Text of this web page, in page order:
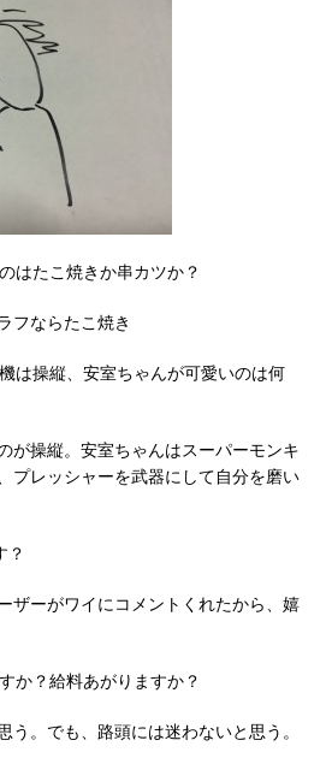
はたこ焼きか串カツか？
フならたこ焼き
は操縦、安室ちゃんが可愛いのは何
が操縦。安室ちゃんはスーパーモンキ
プレッシャーを武器にして自分を磨い
？
ザーがワイにコメントくれたから、嬉
か？給料あがりますか？
う。でも、路頭には迷わないと思う。